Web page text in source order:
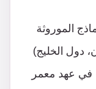
الموروثة
دول الخليج)
في عهد معمر